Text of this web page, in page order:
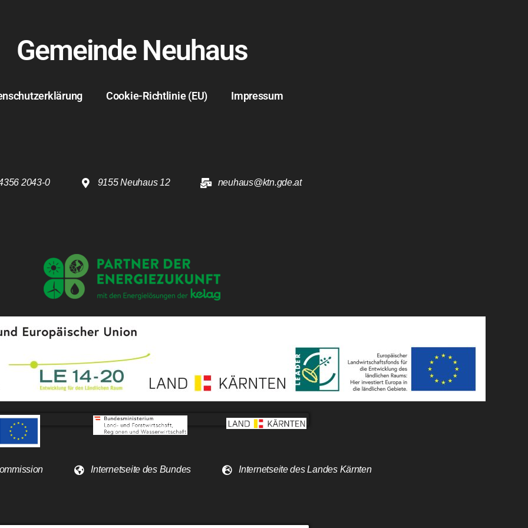
Gemeinde Neuhaus
Cookie-Richtlinie (EU) Impressum
2043-0 9155 Neuhaus 12 neuhaus@ktn.gde.at
Internetseite des Bundes Internetseite des Landes Kärnten